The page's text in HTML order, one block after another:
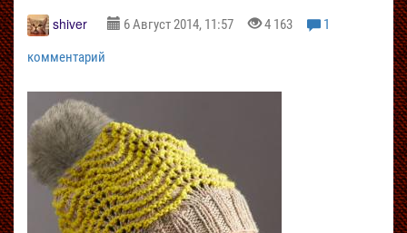
shiver
6 Август 2014, 11:57 4 163
1
комментарий